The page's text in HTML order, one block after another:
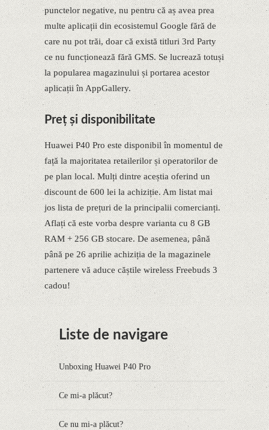
punctelor negative, nu pentru că aș avea prea
multe aplicații din ecosistemul Google fără de
care nu pot trăi, doar că există titluri 3rd Party
ce nu funcționează fără GMS. Se lucrează totuși
la popularea magazinului și portarea acestor
aplicații în AppGallery.
Preț și disponibilitate
Huawei P40 Pro este disponibil în momentul de
față la majoritatea retailerilor și operatorilor de
pe plan local. Mulți dintre aceștia oferind un
discount de 600 lei la achiziție. Am listat mai
jos lista de prețuri de la principalii comercianți.
Aflați că este vorba despre varianta cu 8 GB
RAM + 256 GB stocare. De asemenea, până
până pe 26 aprilie achiziția de la magazinele
partenere vă aduce căștile wireless Freebuds 3
cadou!
Liste de navigare
Unboxing Huawei P40 Pro
Ce mi-a plăcut?
Ce nu mi-a plăcut?